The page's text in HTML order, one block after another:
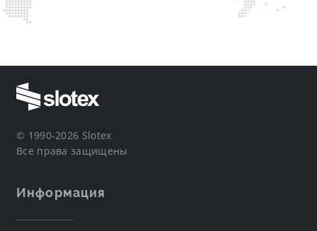
© 1990-2026 Slotex
Все права защищены
Информация